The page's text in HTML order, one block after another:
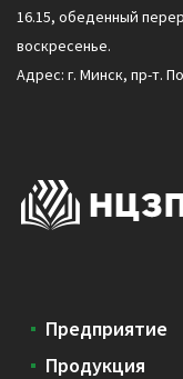
16.15, обеденный
воскресенье.
Адрес: г. Минск, пр-т.
Предприятие
Продукция